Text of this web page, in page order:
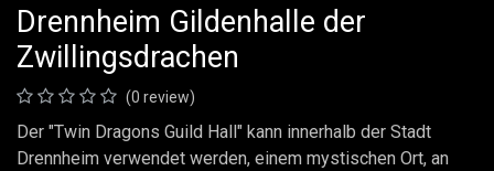
Drennheim Gildenhalle der
Zwillingsdrachen
(0 review)
Der "Twin Dragons Guild Hall" kann innerhalb der Stadt
Drennheim verwendet werden, einem mystischen Ort, an